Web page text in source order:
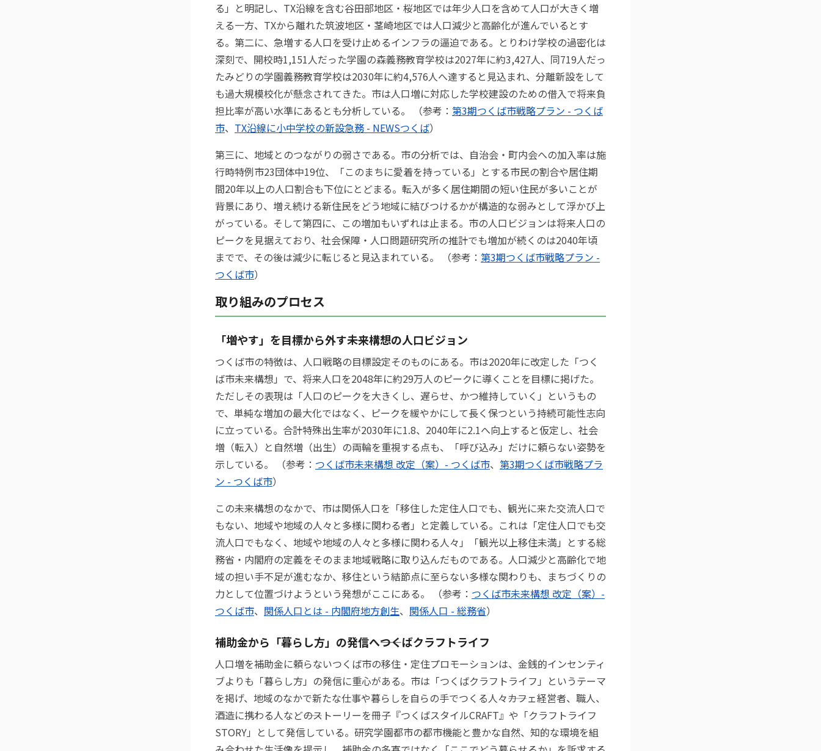
る」と明記し、TX沿線を含む谷田部地区・桜地区では年少人口を含めて人口が大きく増
える一方、TXから離れた筑波地区・茎崎地区では人口減少と高齢化が進んでいるとす
る。第二に、急増する人口を受け止めるインフラの逼迫である。とりわけ学校の過密化は
深刻で、開校時1,151人だった学園の森義務教育学校は2027年に約3,427人、同719人だっ
たみどりの学園義務教育学校は2030年に約4,576人へ達すると見込まれ、分離新設をして
も過大規模校化が懸念されてきた。市は人口増に対応した学校建設のための借入で将来負
担比率が高い水準にあるとも分析している。 （参考： 第3期つくば市戦略プラン - つくば
市、 TX沿線に小中学校の新設急務 - NEWSつくば）
第三に、地域とのつながりの弱さである。市の分析では、自治会・町内会への加入率は施
行時特例市23団体中19位、「このまちに愛着を持っている」とする市民の割合や居住期
間20年以上の人口割合も下位にとどまる。転入が多く居住期間の短い住民が多いことが
背景にあり、増え続ける新住民をどう地域に結びつけるかが構造的な弱みとして浮かび上
がっている。そして第四に、この増加もいずれは止まる。市の人口ビジョンは将来人口の
ピークを見据えており、社会保障・人口問題研究所の推計でも増加が続くのは2040年頃
までで、その後は減少に転じると見込まれている。 （参考： 第3期つくば市戦略プラン -
つくば市）
取り組みのプロセス
「増やす」を目標から外す――未来構想の人口ビジョン
つくば市の特徴は、人口戦略の目標設定そのものにある。市は2020年に改定した「つく
ば市未来構想」で、将来人口を2048年に約29万人のピークに導くことを目標に掲げた。
ただしその表現は「人口のピークを大きくし、遅らせ、かつ維持していく」というもの
で、単純な増加の最大化ではなく、ピークを緩やかにして長く保つという持続可能性志向
に立っている。合計特殊出生率が2030年に1.8、2040年に2.1へ向上すると仮定し、社会
増（転入）と自然増（出生）の両輪を重視する点も、「呼び込み」だけに頼らない姿勢を
示している。 （参考： つくば市未来構想 改定（案）- つくば市、 第3期つくば市戦略プラ
ン - つくば市）
この未来構想のなかで、市は関係人口を「移住した定住人口でも、観光に来た交流人口で
もない、地域や地域の人々と多様に関わる者」と定義している。これは「定住人口でも交
流人口でもなく、地域や地域の人々と多様に関わる人々」「観光以上移住未満」とする総
務省・内閣府の定義をそのまま地域戦略に取り込んだものである。人口減少と高齢化で地
域の担い手不足が進むなか、移住という結節点に至らない多様な関わりも、まちづくりの
力として位置づけようという発想がここにある。 （参考： つくば市未来構想 改定（案）-
つくば市、 関係人口とは - 内閣府地方創生、 関係人口 - 総務省）
補助金から「暮らし方」の発信へ――つくばクラフトライフ
人口増を補助金に頼らないつくば市の移住・定住プロモーションは、金銭的インセンティ
ブよりも「暮らし方」の発信に重心がある。市は「つくばクラフトライフ」というテーマ
を掲げ、地域のなかで新たな仕事や暮らしを自らの手でつくる人々――カフェ経営者、職人、
酒造に携わる人など――のストーリーを冊子『つくばスタイルCRAFT』や「クラフトライフ
STORY」として発信している。研究学園都市の都市機能と豊かな自然、知的な環境を組